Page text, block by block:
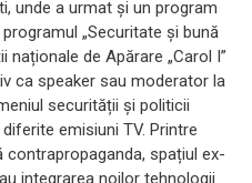
unde a urmat și un program
„Securitate și bună
naționale de Apărare „Carol I”
ca speaker sau moderator la
securității și politicii
emisiuni TV. Printre
spațiul ex-
integrarea noilor tehnologii